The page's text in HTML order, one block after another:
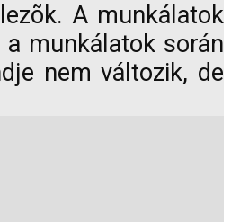
A munkálatok
munkálatok során
nem változik, de